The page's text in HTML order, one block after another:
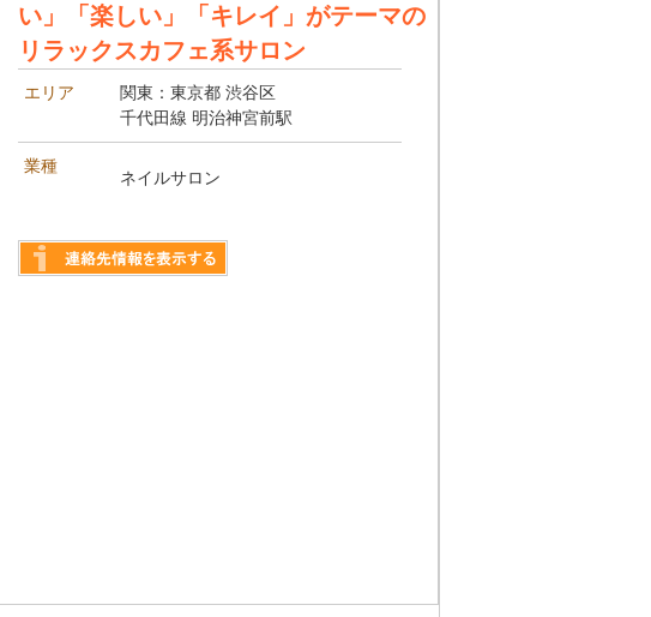
い」「楽しい」「キレイ」がテーマの
リラックスカフェ系サロン
エリア
関東：東京都 渋谷区
千代田線 明治神宮前駅
業種
ネイルサロン